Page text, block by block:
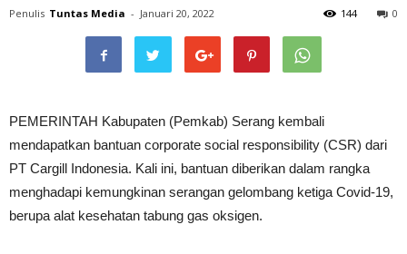
Penulis Tuntas Media - Januari 20, 2022 0
144
PEMERINTAH Kabupaten (Pemkab) Serang kembali
mendapatkan bantuan corporate social responsibility (CSR) dari
PT Cargill Indonesia. Kali ini, bantuan diberikan dalam rangka
menghadapi kemungkinan serangan gelombang ketiga Covid-19,
berupa alat kesehatan tabung gas oksigen.